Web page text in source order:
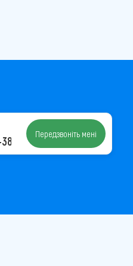
Передзвоніть мені